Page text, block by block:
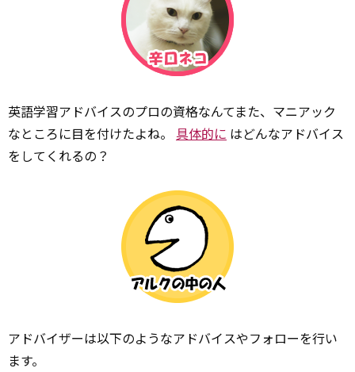
英語学習アドバイスのプロの資格なんてまた、マニアック
なところに目を付けたよね。 具体的に はどんなアドバイス
をしてくれるの？
アドバイザーは以下のようなアドバイスやフォローを行い
ます。